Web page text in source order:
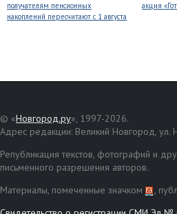
получателям пенсионных
накоплений пересчитают с 1 августа
акция
© «Новгород.ру», 1997-2026.
Адрес редакции: Великий Новгород, ул.
Републикация текстов, фотографий и
письменного разрешения авторов.
Материалы, помеченные значком
,